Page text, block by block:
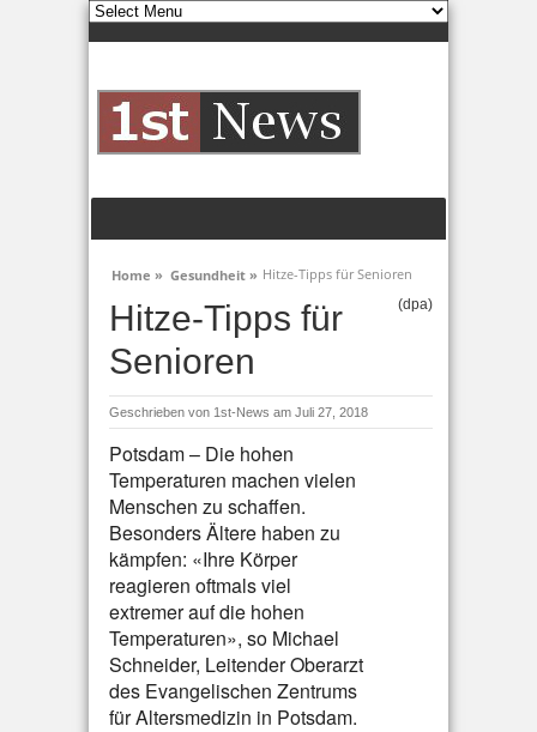
Home » Gesundheit » Hitze-Tipps für Senioren
Hitze-Tipps für
Senioren
(dpa)
Geschrieben von 1st-News am Juli 27, 2018
Potsdam – Die hohen
Temperaturen machen vielen
Menschen zu schaffen.
Besonders Ältere haben zu
kämpfen: «Ihre Körper
reagieren oftmals viel
extremer auf die hohen
Temperaturen», so Michael
Schneider, Leitender Oberarzt
des Evangelischen Zentrums
für Altersmedizin in Potsdam.